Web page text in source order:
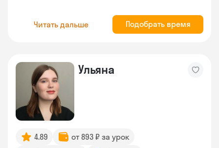
Читать дальше Подобрать время
Ульяна
4.89
от 893 ₽ за урок